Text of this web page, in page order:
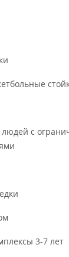
людей с
3-7 лет